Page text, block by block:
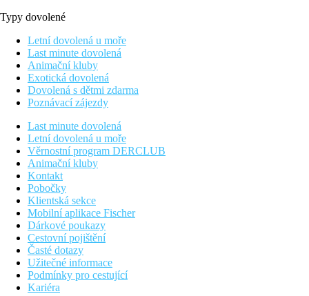
Typy dovolené
Letní dovolená u moře
Last minute dovolená
Animační kluby
Exotická dovolená
Dovolená s dětmi zdarma
Poznávací zájezdy
Last minute dovolená
Letní dovolená u moře
Věrnostní program DERCLUB
Animační kluby
Kontakt
Pobočky
Klientská sekce
Mobilní aplikace Fischer
Dárkové poukazy
Cestovní pojištění
Časté dotazy
Užitečné informace
Podmínky pro cestující
Kariéra